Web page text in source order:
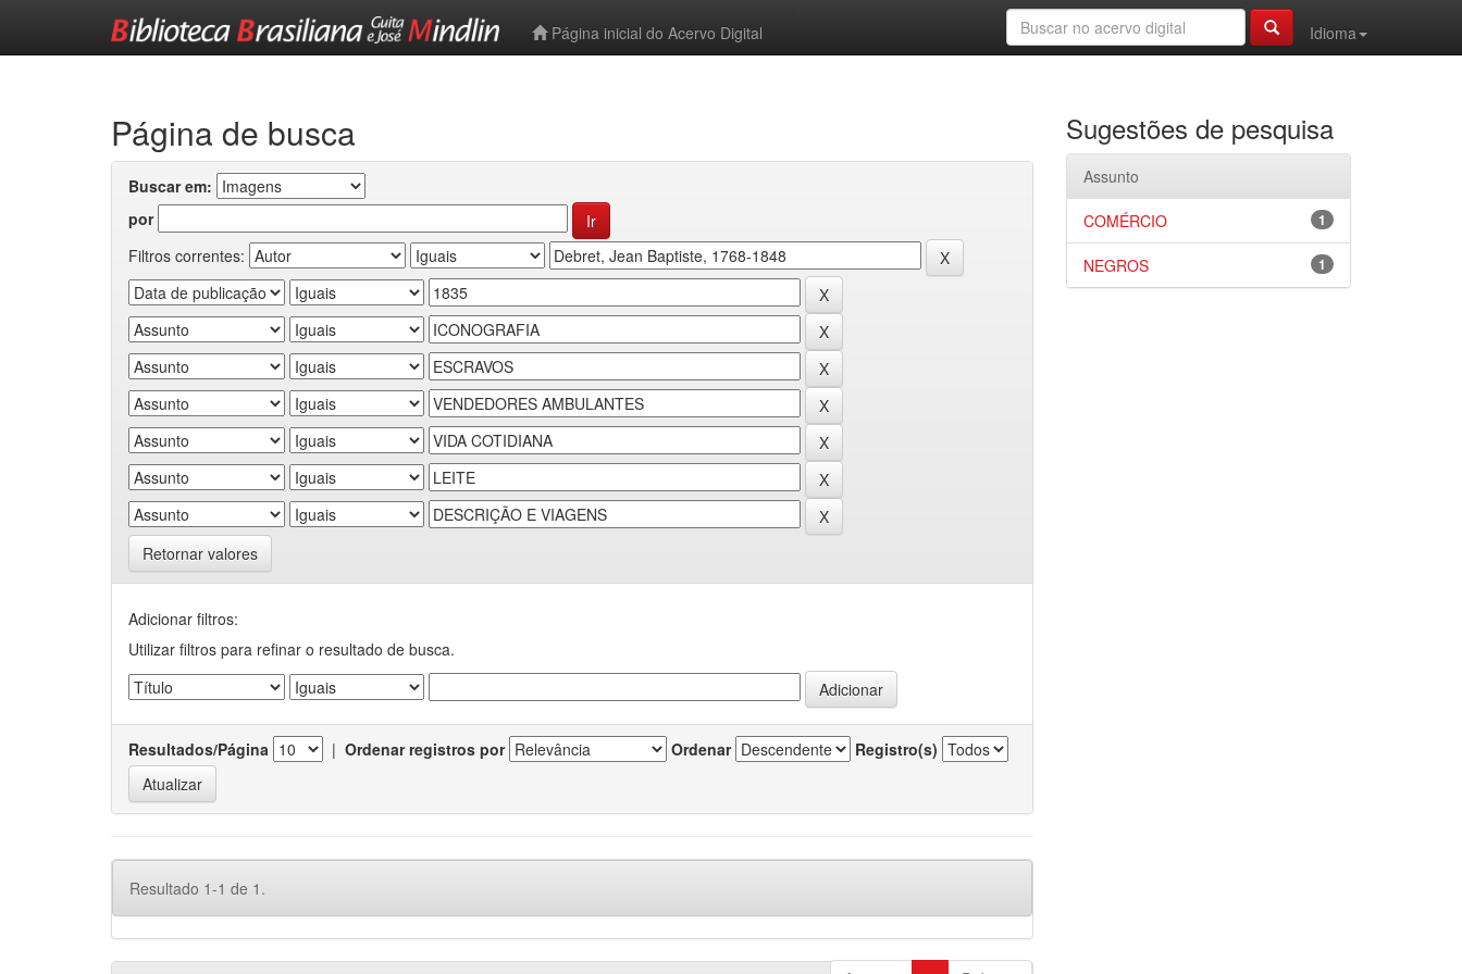
Página inicial do Acervo Digital
Idioma
Página de busca
Buscar em:
por
Filtros correntes:
Retornar valores
Adicionar filtros:
Utilizar filtros para refinar o resultado de busca.
Resultados/Página | Ordenar registros por Ordenar Registro(s)
Resultado 1-1 de 1.
Sugestões de pesquisa
Assunto
1
COMÉRCIO
1
NEGROS